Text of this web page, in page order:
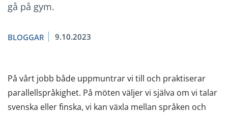
gå på gym.
BLOGGAR 9.10.2023
På vårt jobb både uppmuntrar vi till och praktiserar
parallellspråkighet. På möten väljer vi själva om vi talar
svenska eller finska, vi kan växla mellan språken och